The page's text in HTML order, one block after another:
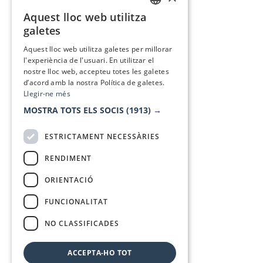
Aquest lloc web utilitza
galetes
Aquest lloc web utilitza galetes per millorar
l'experiència de l'usuari. En utilitzar el
nostre lloc web, accepteu totes les galetes
d’acord amb la nostra Política de galetes.
Llegir-ne més
MOSTRA TOTS ELS SOCIS (1913) →
ESTRICTAMENT NECESSÀRIES
RENDIMENT
ORIENTACIÓ
FUNCIONALITAT
NO CLASSIFICADES
ACCEPTA-HO TOT